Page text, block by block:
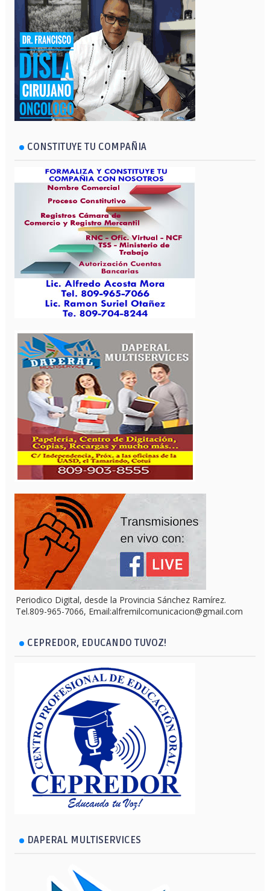
CONSTITUYE TU COMPAÑIA
Periodico Digital, desde la Provincia Sánchez Ramírez.
Tel.809-965-7066, Email:alfremilcomunicacion@gmail.com
CEPREDOR, EDUCANDO TUVOZ!
DAPERAL MULTISERVICES